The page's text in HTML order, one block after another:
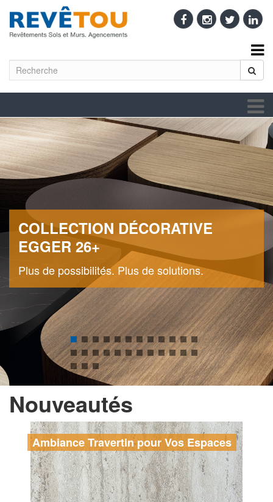
COLLECTION DÉCORATIVE
EGGER 26+
Plus de possibilités. Plus de solutions.
Nouveautés
Ambiance Travertin pour Vos Espaces